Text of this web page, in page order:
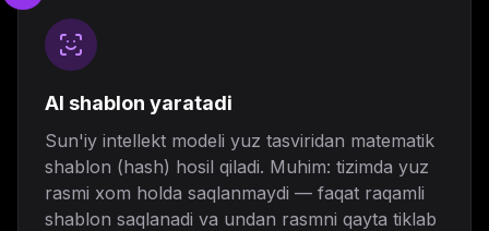
AI shablon yaratadi
Sun'iy intellekt modeli yuz tasviridan matematik
shablon (hash) hosil qiladi. Muhim: tizimda yuz
rasmi xom holda saqlanmaydi — faqat raqamli
shablon saqlanadi va undan rasmni qayta tiklab